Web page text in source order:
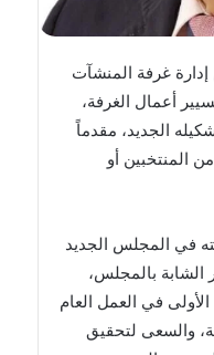
غرفة المنشآت
أعمال الغرفة،
الجديد، مقدماً
المنتخبين أو
في المجلس الجديد
الشابة بالمجلس،
في العمل العام
والسعى لتحقيق